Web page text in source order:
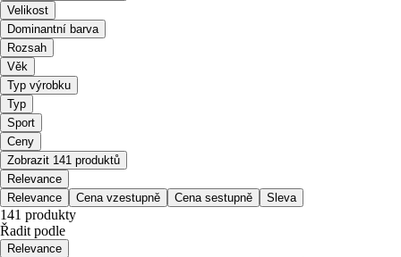
Velikost
Dominantní barva
Rozsah
Věk
Typ výrobku
Typ
Sport
Ceny
Zobrazit 141 produktů
Relevance
Relevance
Cena vzestupně Cena sestupně Sleva
141 produkty
Řadit podle
Relevance